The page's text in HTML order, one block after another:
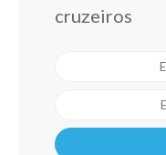
cruzeiros